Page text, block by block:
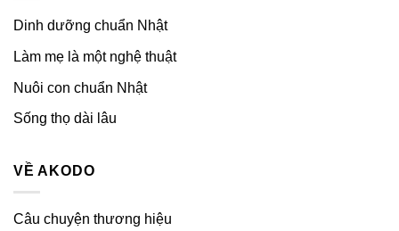
Dinh dưỡng chuẩn Nhật
Làm mẹ là một nghệ thuật
Nuôi con chuẩn Nhật
Sống thọ dài lâu
VỀ AKODO
Câu chuyện thương hiệu